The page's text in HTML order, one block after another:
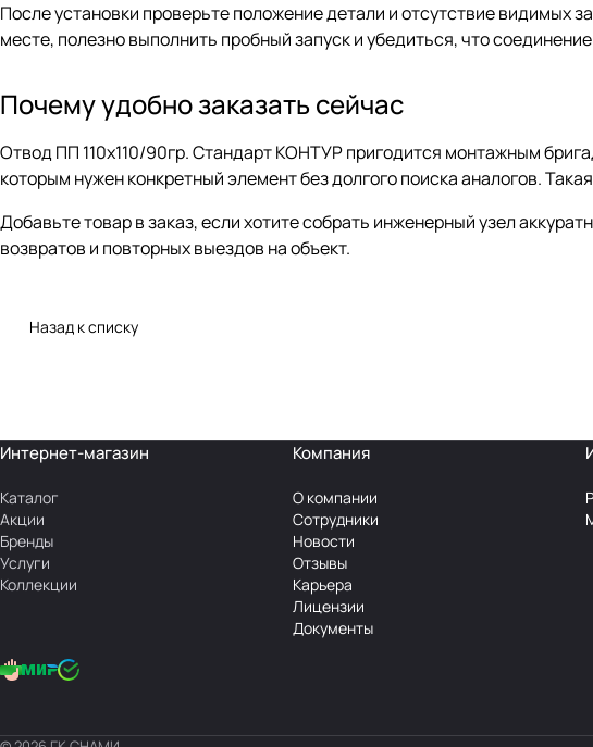
После установки проверьте положение детали и отсутствие видимых
месте, полезно выполнить пробный запуск и убедиться, что
Почему удобно заказать сейчас
Отвод ПП 110х110/90гр. Стандарт КОНТУР пригодится монтажным
которым нужен конкретный элемент без долгого поиска аналогов.
Добавьте товар в заказ, если хотите собрать инженерный узел
возвратов и повторных выездов на объект.
Назад к списку
Интернет-магазин
Каталог
Акции
Бренды
Услуги
Коллекции
Компания
О компании
Сотрудники
Новости
Отзывы
Карьера
Лицензии
Документы